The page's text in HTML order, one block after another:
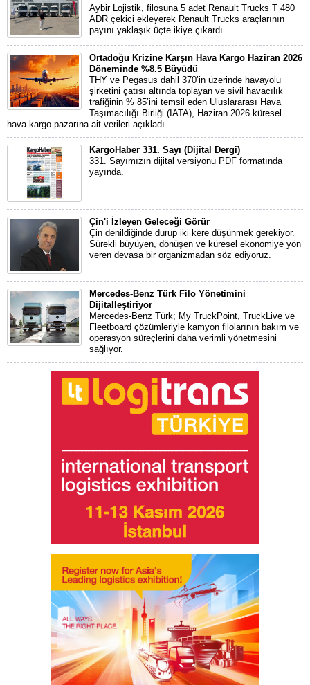
Aybir Lojistik, filosuna 5 adet Renault Trucks T 480
ADR çekici ekleyerek Renault Trucks araçlarının
payını yaklaşık üçte ikiye çıkardı.
Ortadoğu Krizine Karşın Hava Kargo Haziran 2026
Döneminde %8.5 Büyüdü
THY ve Pegasus dahil 370’in üzerinde havayolu
şirketini çatısı altında toplayan ve sivil havacılık
trafiğinin % 85’ini temsil eden Uluslararası Hava
Taşımacılığı Birliği (IATA), Haziran 2026 küresel
hava kargo pazarına ait verileri açıkladı.
KargoHaber 331. Sayı (Dijital Dergi)
331. Sayımızın dijital versiyonu PDF formatında
yayında.
Çin'i İzleyen Geleceği Görür
Çin denildiğinde durup iki kere düşünmek gerekiyor.
Sürekli büyüyen, dönüşen ve küresel ekonomiye yön
veren devasa bir organizmadan söz ediyoruz.
Mercedes-Benz Türk Filo Yönetimini
Dijitalleştiriyor
Mercedes-Benz Türk; My TruckPoint, TruckLive ve
Fleetboard çözümleriyle kamyon filolarının bakım ve
operasyon süreçlerini daha verimli yönetmesini
sağlıyor.